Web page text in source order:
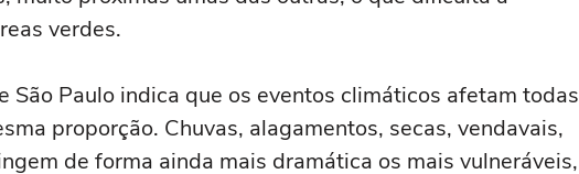
verdes.
São Paulo indica que os eventos climáticos afetam todas
proporção. Chuvas, alagamentos, secas, vendavais,
de forma ainda mais dramática os mais vulneráveis,